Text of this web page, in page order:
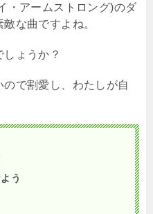
・アームストロング)のダ
な曲ですよね。
ょうか？
で割愛し、わたしが自
う